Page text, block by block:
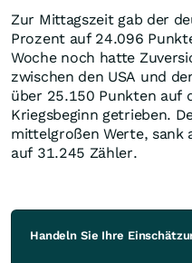
Zur Mittagszeit gab der
Prozent auf 24.096
Woche noch hatte
zwischen den USA und
über 25.150 Punkten auf
Kriegsbeginn getrieben.
mittelgroßen Werte, sank
auf 31.245 Zähler.
Handeln Sie Ihre